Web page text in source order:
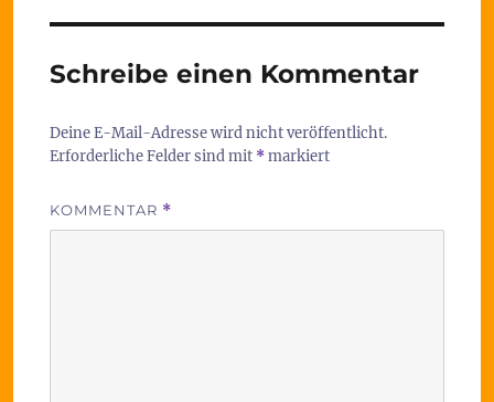
Schreibe einen Kommentar
Deine E-Mail-Adresse wird nicht veröffentlicht.
Erforderliche Felder sind mit *markiert
KOMMENTAR *